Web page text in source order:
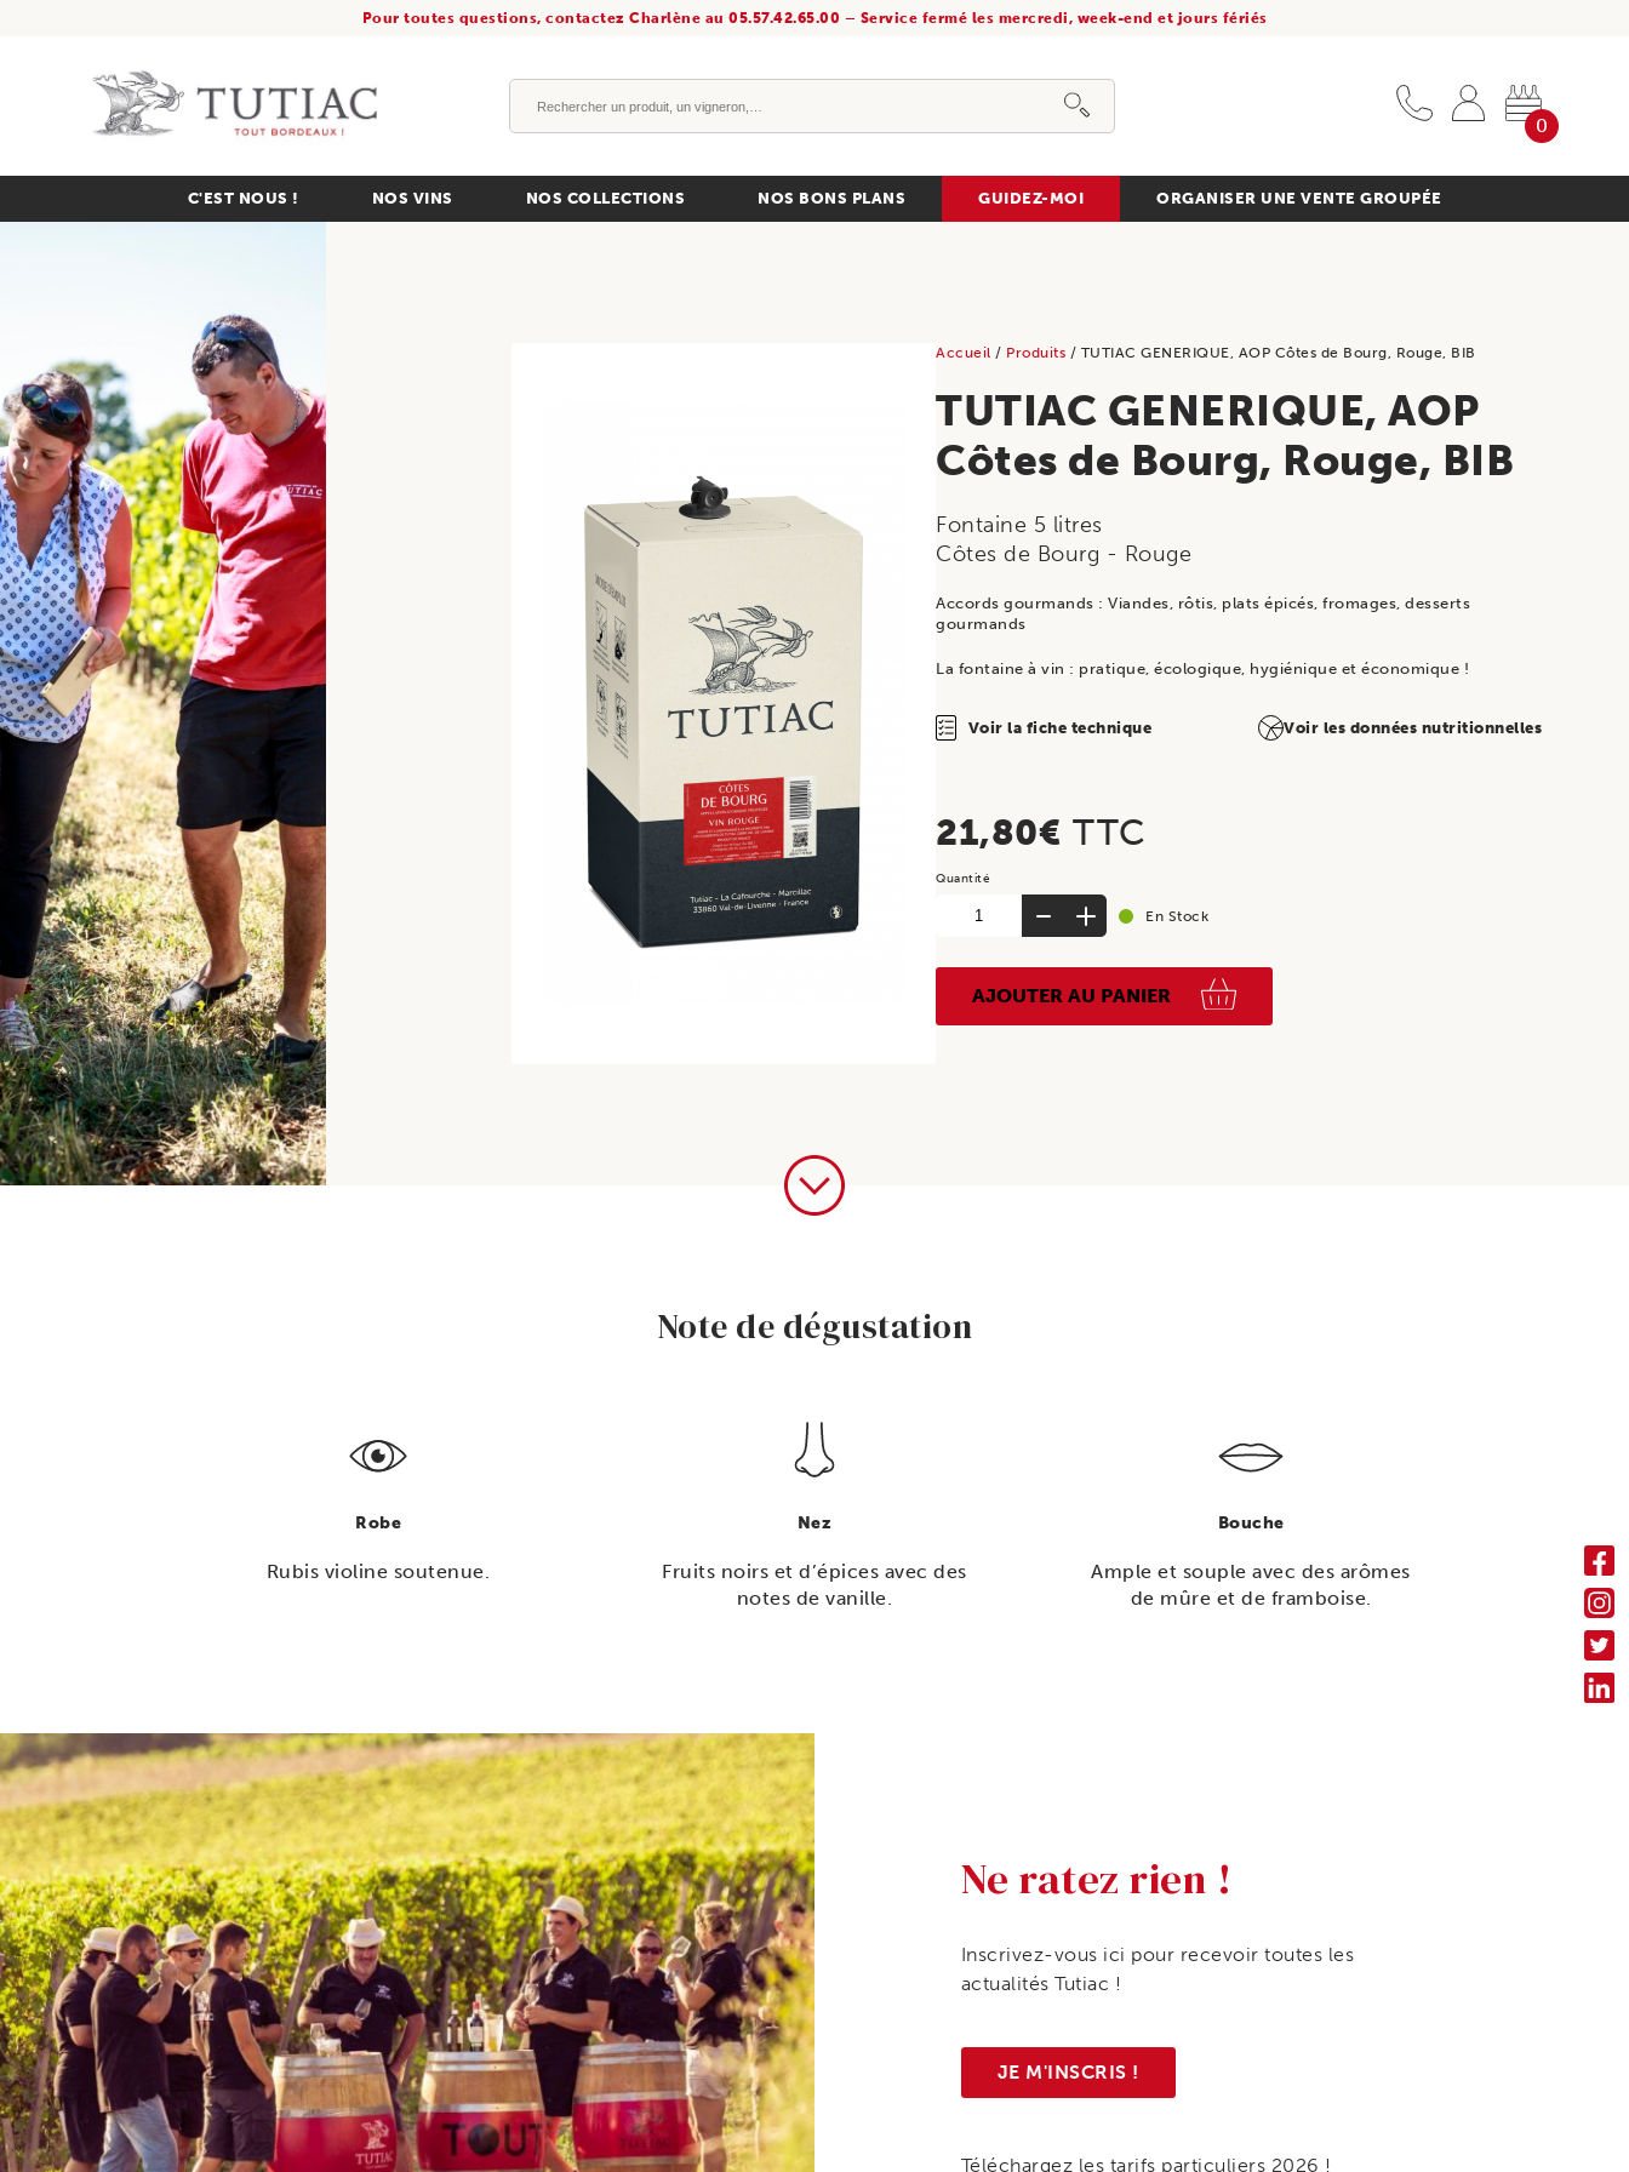
Pour toutes questions, contactez Charlène au 05.57.42.65.00 – Service fermé les mercredi, week-end et jours fériés
0
C'EST NOUS ! NOS VINS NOS COLLECTIONS NOS BONS PLANS GUIDEZ-MOI ORGANISER UNE VENTE GROUPÉE
Accueil / Produits / TUTIAC GENERIQUE, AOP Côtes de Bourg, Rouge, BIB
TUTIAC GENERIQUE, AOP
Côtes de Bourg, Rouge, BIB
Fontaine 5 litres
Côtes de Bourg - Rouge
Accords gourmands : Viandes, rôtis, plats épicés, fromages, desserts
gourmands
La fontaine à vin : pratique, écologique, hygiénique et économique !
Voir la fiche technique Voir les données nutritionnelles
21,80€ TTC
quantité
GENERIQUE,
En Stock
AJOUTER AU PANIER
Note de dégustation
Robe
Rubis violine soutenue.
Nez
Fruits noirs et d’épices avec des
notes de vanille.
Bouche
Ample et souple avec des arômes
de mûre et de framboise.
Ne ratez rien !
Inscrivez-vous ici pour recevoir toutes les
actualités Tutiac !
JE M'INSCRIS !
Téléchargez les tarifs particuliers 2026 !